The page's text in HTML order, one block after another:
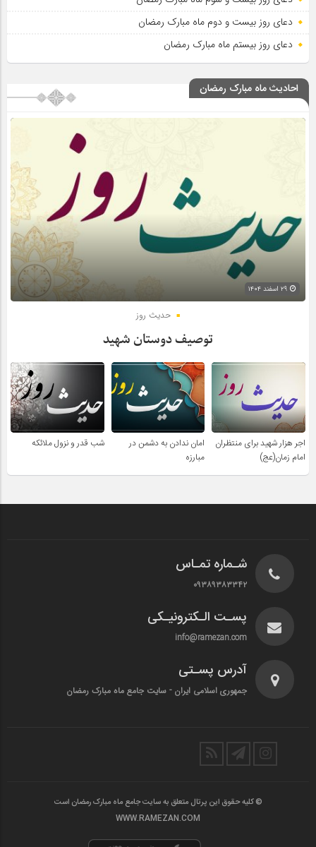
دعای روز بیست و دوم ماه مبارک رمضان
دعای روز بیستم ماه مبارک رمضان
احادیث ماه مبارک رمضان
حدیث روز
توصیف دوستان شهید
اجر هزار شهید برای منتظران
امام زمان(عج)
امان ندادن به دشمن در
مبارزه
شب قدر و نزول ملائکه
شـماره تمـاس
۰۹۳۸۹۳۸۳۳۴۲
پسـت الـکترونیـکی
info@ramezan.com
آدرس پسـتی
جمهوری اسلامی ایران - سایت جامع ماه مبارک رمضان
© کلیه حقوق این پرتال متعلق به سایت جامع ماه مبارک رمضان است
WWW.RAMEZAN.COM